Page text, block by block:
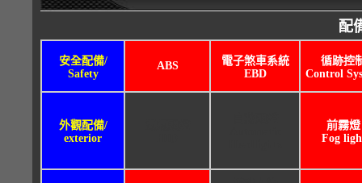
配
安全配備/
Safety
ABS
電子煞車系統
EBD
循跡控
Control
外觀配備/
exterior
前霧燈
Fog